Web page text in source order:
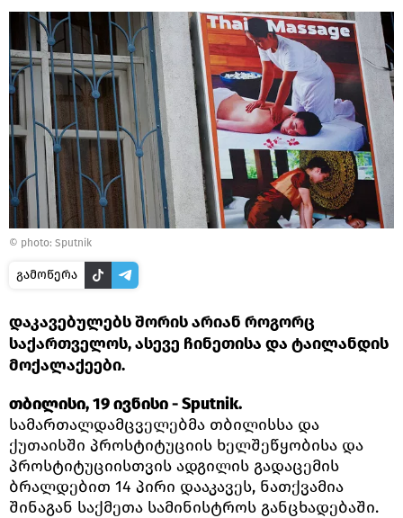
© photo: Sputnik
გამოწერა
დაკავებულებს შორის არიან როგორც
საქართველოს, ასევე ჩინეთისა და ტაილანდის
მოქალაქეები.
თბილისი, 19 ივნისი - Sputnik.
სამართალდამცველებმა თბილისსა და
ქუთაისში პროსტიტუციის ხელშეწყობისა და
პროსტიტუციისთვის ადგილის გადაცემის
ბრალდებით 14 პირი დააკავეს, ნათქვამია
შინაგან საქმეთა სამინისტროს განცხადებაში.